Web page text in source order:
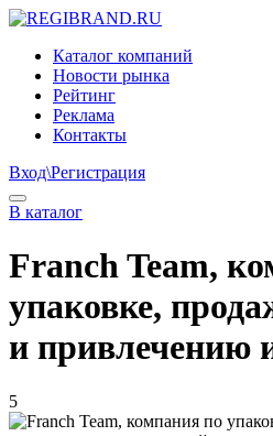
Каталог компаний
Новости рынка
Рейтинг
Реклама
Контакты
Вход\Регистрация
В каталог
Franch Team,
упаковке,
и привлечению
5